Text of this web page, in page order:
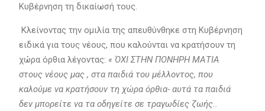
Κυβέρνηση τη δικαίωσή τους.
Κλείνοντας την ομιλία της απευθύνθηκε στη Κυβέρνηση
ειδικά για τους νέους, που καλούνται να κρατήσουν τη
χώρα όρθια λέγοντας: « ΌΧΙ ΣΤΗΝ ΠΟΝΗΡΗ ΜΑΤΙΑ
στους νέους μας , στα παιδιά του μέλλοντος, που
καλούμε να κρατήσουν τη χώρα όρθια- αυτά τα παιδιά
δεν μπορείτε να τα οδηγείτε σε τραγωδίες ζωής..